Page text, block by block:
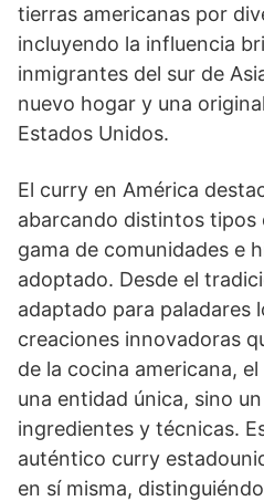
tierras americanas por
incluyendo la influencia
inmigrantes del sur de
nuevo hogar y una
Estados Unidos.
El curry en América
abarcando distintos tipos
gama de comunidades e
adoptado. Desde el
adaptado para paladares
creaciones innovadoras
de la cocina americana,
una entidad única, sino
ingredientes y técnicas.
auténtico curry
en sí misma,